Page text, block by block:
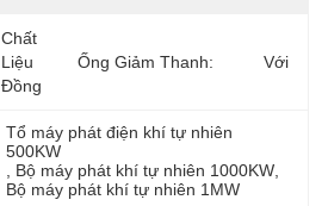
Chất
Liệu
Đồng
Ống Giảm Thanh: Với
Tổ máy phát điện khí tự nhiên
500KW
Bộ máy phát khí tự nhiên 1000KW
Bộ máy phát khí tự nhiên 1MW